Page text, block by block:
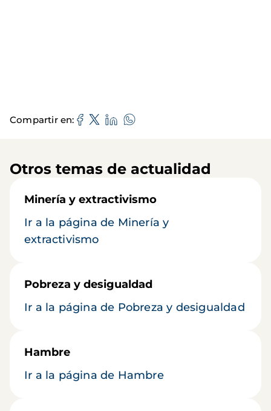
Compartir en
Otros temas de actualidad
Minería y extractivismo
Ir a la página de Minería y
extractivismo
Pobreza y desigualdad
Ir a la página de Pobreza y desigualdad
Hambre
Ir a la página de Hambre